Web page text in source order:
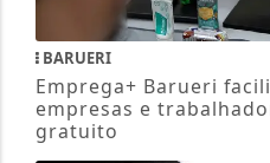
BARUERI
Emprega+ Barueri
empresas e
gratuito